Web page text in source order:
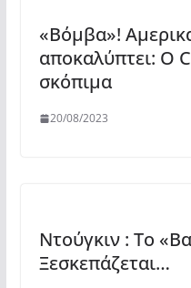
«Βόμβα»!
αποκαλύπτει: Ο
σκόπιμα
20/08/2023
Ντούγκιν : Το
Ξεσκεπάζεται…